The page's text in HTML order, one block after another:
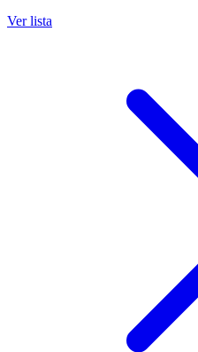
Ver lista